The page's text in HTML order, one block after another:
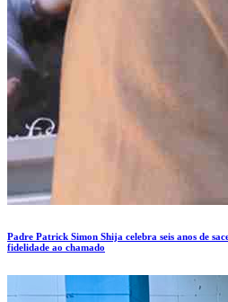
Padre Patrick Simon Shija celebra seis anos de
fidelidade ao chamado